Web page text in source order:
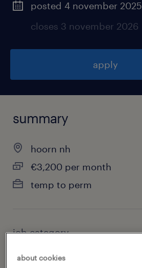
posted 4 november 2025
closes 3 november 2026
apply
summary
hoorn nh
€3,200 per month
temp to perm
job category
about cookies